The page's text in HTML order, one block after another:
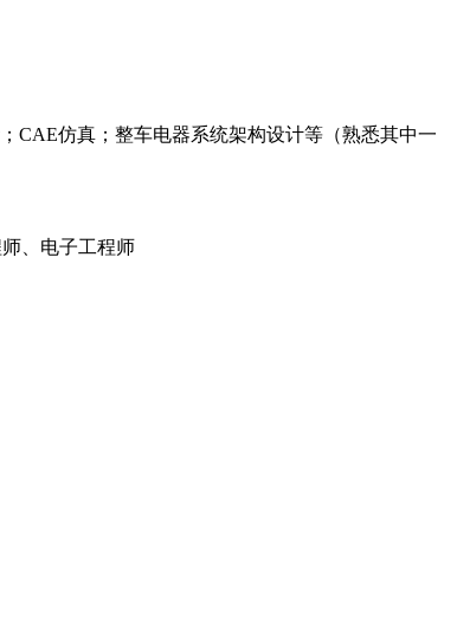
仿真；整车电器系统架构设计等（熟悉其中一
、电子工程师